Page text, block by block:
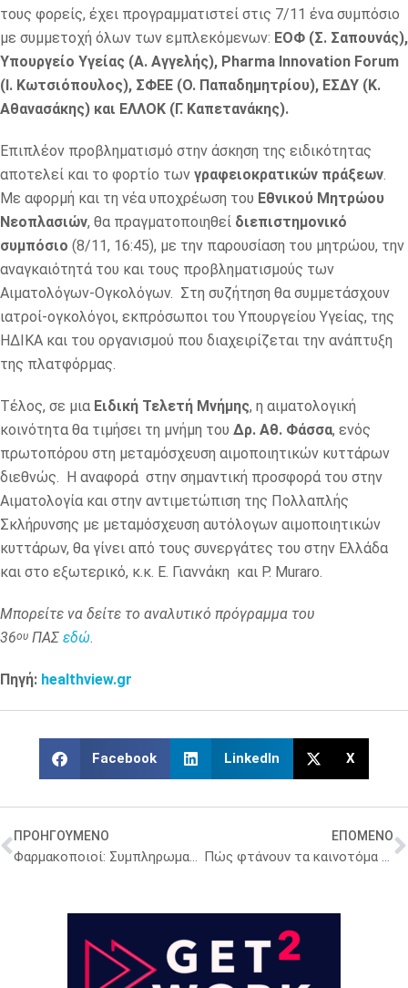
τους φορείς, έχει προγραμματιστεί στις 7/11 ένα συμπόσιο
με συμμετοχή όλων των εμπλεκόμενων: ΕΟΦ (Σ. Σαπουνάς),
Υπουργείο Υγείας (Α. Αγγελής), Pharma Innovation Forum
(Ι. Κωτσιόπουλος), ΣΦΕΕ (Ο. Παπαδημητρίου), ΕΣΔΥ (Κ.
Αθανασάκης) και ΕΛΛΟΚ (Γ. Καπετανάκης).
Επιπλέον προβληματισμό στην άσκηση της ειδικότητας
αποτελεί και το φορτίο των γραφειοκρατικών πράξεων.
Με αφορμή και τη νέα υποχρέωση του Εθνικού Μητρώου
Νεοπλασιών, θα πραγματοποιηθεί διεπιστημονικό
συμπόσιο (8/11, 16:45), με την παρουσίαση του μητρώου, την
αναγκαιότητά του και τους προβληματισμούς των
Αιματολόγων-Ογκολόγων. Στη συζήτηση θα συμμετάσχουν
ιατροί-ογκολόγοι, εκπρόσωποι του Υπουργείου Υγείας, της
ΗΔΙΚΑ και του οργανισμού που διαχειρίζεται την ανάπτυξη
της πλατφόρμας.
Τέλος, σε μια Ειδική Τελετή Μνήμης, η αιματολογική
κοινότητα θα τιμήσει τη μνήμη του Δρ. Αθ. Φάσσα, ενός
πρωτοπόρου στη μεταμόσχευση αιμοποιητικών κυττάρων
διεθνώς. Η αναφορά στην σημαντική προσφορά του στην
Αιματολογία και στην αντιμετώπιση της Πολλαπλής
Σκλήρυνσης με μεταμόσχευση αυτόλογων αιμοποιητικών
κυττάρων, θα γίνει από τους συνεργάτες του στην Ελλάδα
και στο εξωτερικό, κ.κ. Ε. Γιαννάκη και P. Muraro.
Μπορείτε να δείτε το αναλυτικό πρόγραμμα του
36ου ΠΑΣ εδώ.
Πηγή: healthview.gr
Facebook LinkedIn X
ΠΡΟΗΓΟΥΜΕΝΟ
Φαρμακοποιοί: Συμπληρωματική σύνταξη, εισφορές, αποταμίευση με ένα κλικ
ΕΠΟΜΕΝΟ
Πώς φτάνουν τα καινοτόμα φάρμακα στους Έλληνες ασθενείς – Η πρόεδρος της Επιτροπής Αξιολόγησης μιλάει στο ygeiamou